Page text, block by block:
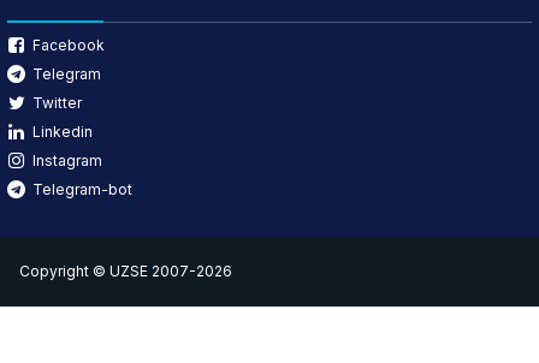
Facebook
Telegram
Twitter
Linkedin
Instagram
Telegram-bot
Copyright © UZSE 2007-2026